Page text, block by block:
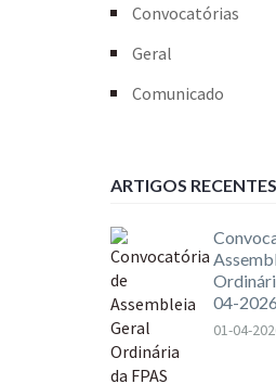
Convocatórias
Geral
Comunicado
ARTIGOS RECENTES
04-
01-04-